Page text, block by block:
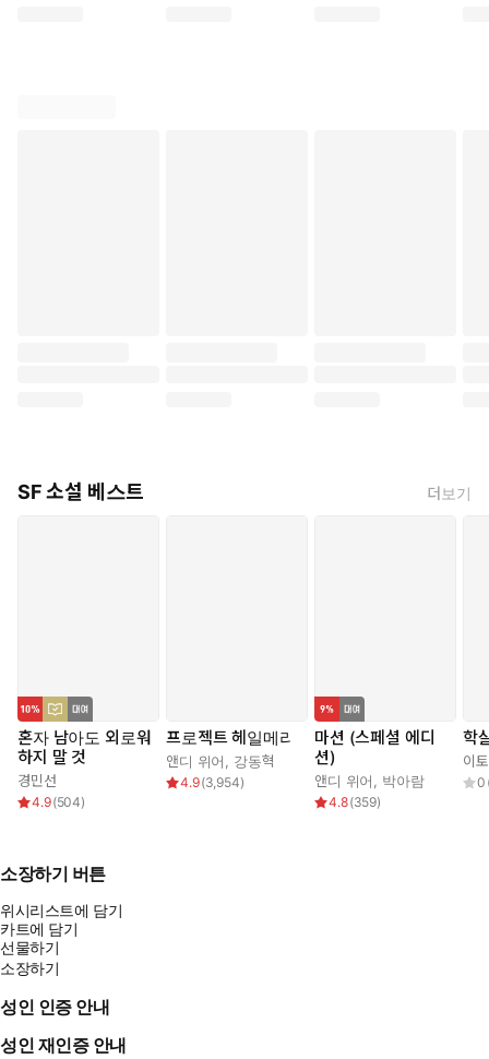
SF 소설 베스트 더보기
혼자 남아도 외로워
하지 말 것
경민선
4.9(504)
프로젝트 헤일메리
앤디 위어 강동혁
4.9(3,954)
마션 (스페셜 에디
션)
앤디 위어 박아람
4.8(359)
학
이
0
소장하기 버튼
위시리스트에 담기
카트에 담기
선물하기
소장하기
성인 인증 안내
성인 재인증 안내